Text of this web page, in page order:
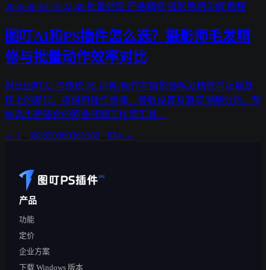
2026-06-04 19:22:40 批量处理 产品精修 摄影后期 功能教程
图叮AI和PS插件怎么选？摄影师毛发精
修与批量动作效率对比
对比图叮AI 与传统 PS 插件/动作在摄影师毛发精修与批量处
理上的差异。提供可操作步骤、参数设置及真实限制分析，帮
你选出更适合的商业修图工作流工具。
← 1 358359360361362 634 →
产品
功能
定价
企业方案
下载 Windows 版本